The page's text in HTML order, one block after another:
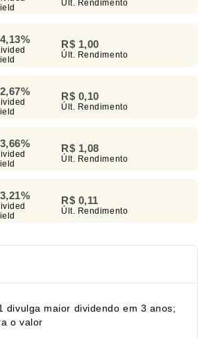
Últ. Rendimento
R$ 1,00
Últ. Rendimento
R$ 0,10
Últ. Rendimento
R$ 1,08
Últ. Rendimento
R$ 0,11
Últ. Rendimento
divulga maior dividendo em 3 anos;
o valor